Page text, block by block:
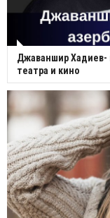
Джаваншир Хадиев-
театра и кино